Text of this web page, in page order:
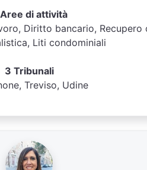
di attività
Diritto bancario, Recupero
Liti condominiali
3 Tribunali
Treviso, Udine